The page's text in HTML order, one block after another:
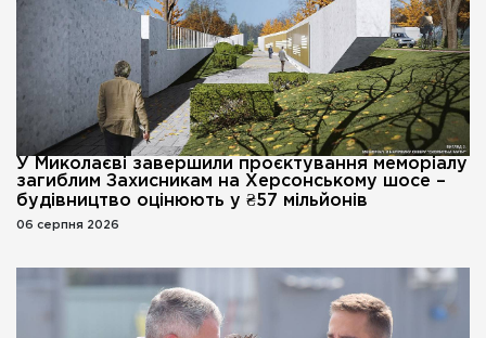
У Миколаєві завершили проєктування меморіалу
загиблим Захисникам на Херсонському шосе –
будівництво оцінюють у ₴57 мільйонів
06 серпня 2026